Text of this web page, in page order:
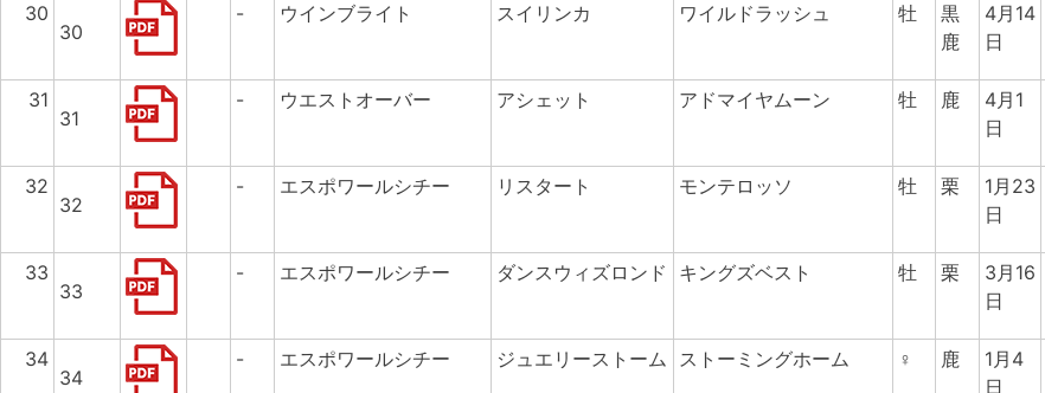
30
30
- ウインブライト スイリンカ ワイルドラッシュ 牡
黒
鹿
4月14
日
31
31
- ウエストオーバー アシェット アドマイヤムーン 牡 鹿
4月1
日
32
32
- エスポワールシチー リスタート モンテロッソ 牡 栗
1月23
日
33
33
- エスポワールシチー ダンスウィズロンド キングズベスト 牡 栗
3月16
日
34
34
- エスポワールシチー ジュエリーストーム ストーミングホーム ♀ 鹿
1月4
日